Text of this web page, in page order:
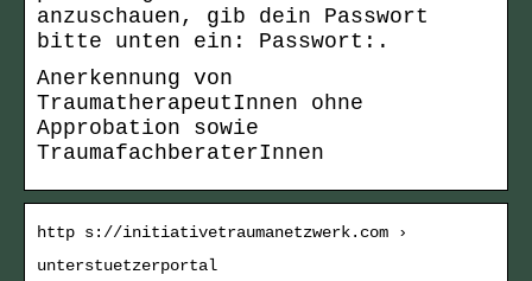
anzuschauen, gib dein Passwort
bitte unten ein: Passwort:.
Anerkennung von
TraumatherapeutInnen ohne
Approbation sowie
TraumafachberaterInnen
http s://initiativetraumanetzwerk.com ›
unterstuetzerportal